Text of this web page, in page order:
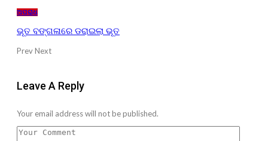
ଅପରାଧ
ଭୂତ ବଙ୍ଗଳାରେ ଡରାଇଲା ଭୂତ
PrevNext
Leave A Reply
Your email address will not be published.